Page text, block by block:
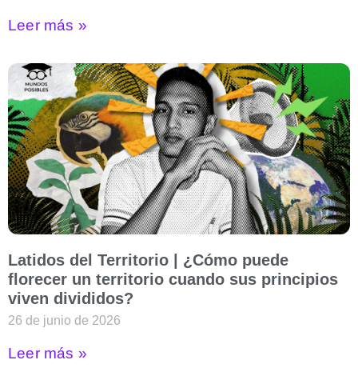
Leer más »
Latidos del Territorio | ¿Cómo puede
florecer un territorio cuando sus principios
viven divididos?
26 de junio de 2026
Leer más »